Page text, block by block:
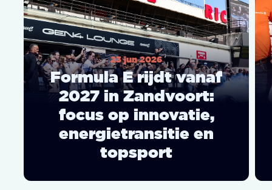
23 jun 2026
Formula E rijdt vanaf
2027 in Zandvoort:
focus op innovatie,
energietransitie en
topsport